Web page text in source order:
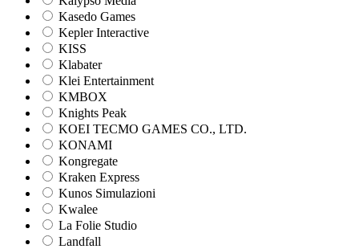
Kasedo Games
Kepler Interactive
KISS
Klabater
Klei Entertainment
KMBOX
Knights Peak
KOEI TECMO GAMES CO., LTD.
KONAMI
Kongregate
Kraken Express
Kunos Simulazioni
Kwalee
La Folie Studio
Landfall